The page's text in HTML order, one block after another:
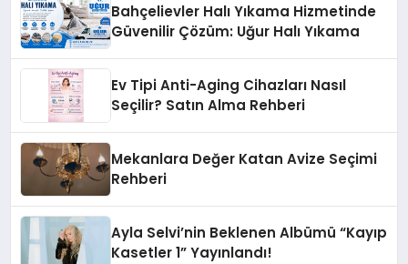
Bahçelievler Halı Yıkama Hizmetinde
Güvenilir Çözüm: Uğur Halı Yıkama
Ev Tipi Anti-Aging Cihazları Nasıl
Seçilir? Satın Alma Rehberi
Mekanlara Değer Katan Avize Seçimi
Rehberi
Ayla Selvi’nin Beklenen Albümü “Kayıp
Kasetler 1” Yayınlandı!